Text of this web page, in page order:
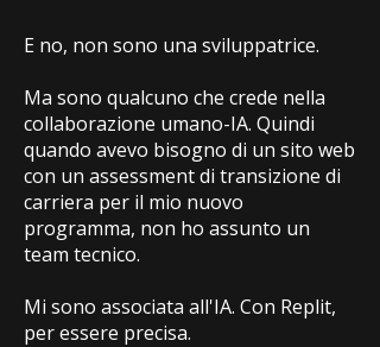
E no, non sono una sviluppatrice.
Ma sono qualcuno che crede nella
collaborazione umano-IA. Quindi
quando avevo bisogno di un sito web
con un assessment di transizione di
carriera per il mio nuovo
programma, non ho assunto un
team tecnico.
Mi sono associata all'IA. Con Replit,
per essere precisa.